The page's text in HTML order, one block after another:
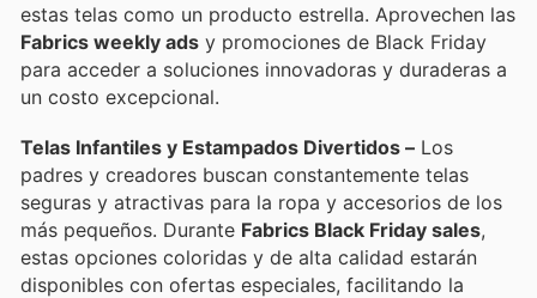
estas telas como un producto estrella. Aprovechen las
Fabrics weekly ads y promociones de Black Friday
para acceder a soluciones innovadoras y duraderas a
un costo excepcional.
Telas Infantiles y Estampados Divertidos – Los
padres y creadores buscan constantemente telas
seguras y atractivas para la ropa y accesorios de los
más pequeños. Durante Fabrics Black Friday sales,
estas opciones coloridas y de alta calidad estarán
disponibles con ofertas especiales, facilitando la